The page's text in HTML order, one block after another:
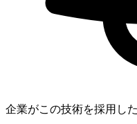
企業がこの技術を採用し